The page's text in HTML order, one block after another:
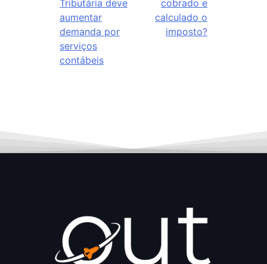
Tributária deve
aumentar
demanda por
serviços
contábeis
cobrado e
calculado o
imposto?